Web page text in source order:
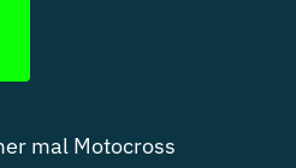
mal Motocross